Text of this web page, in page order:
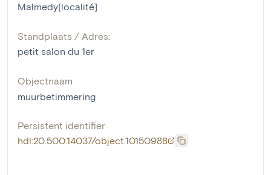
Malmedy[localité]
Standplaats / Adres:
petit salon du 1er
Objectnaam
muurbetimmering
Persistent identifier
hdl:20.500.14037/object.10150988